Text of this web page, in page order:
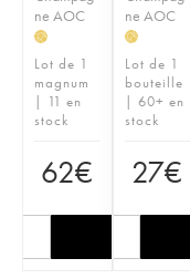
ne AOC
H
Lot de 1
magnum
| 11 en
stock
62€
ne AOC
H
Lot de 1
bouteille
| 60+ en
stock
27€